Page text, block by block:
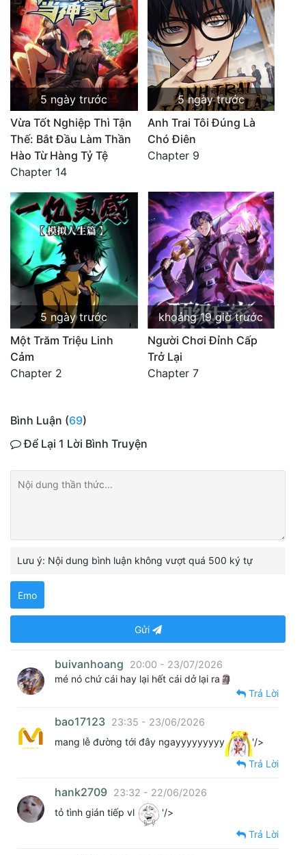
5 ngày trước
Vừa Tốt Nghiệp Thì Tận
Thế: Bắt Đầu Làm Thần
Hào Từ Hàng Tỷ Tệ
Chapter 14
5 ngày trước
Anh Trai Tôi Đúng Là
Chó Điên
Chapter 9
5 ngày trước
Một Trăm Triệu Linh
Cảm
Chapter 2
khoảng 19 giờ trước
Người Chơi Đỉnh Cấp
Trở Lại
Chapter 7
Bình Luận (69)
Để Lại 1 Lời Bình Truyện
Lưu ý: Nội dung bình luận không vượt quá 500 ký tự
Emo
Gửi
buivanhoang
20:00 - 23/07/2026
mé nó chứ cái hay lại hết cái dở lại ra🗿
Trả Lời
bao17123 23:35 - 23/06/2026
mang lễ đường tới đây ngayyyyyyyyy
'/>
Trả Lời
hank2709 23:32 - 22/06/2026
tỏ tình gián tiếp vl
'/>
Trả Lời